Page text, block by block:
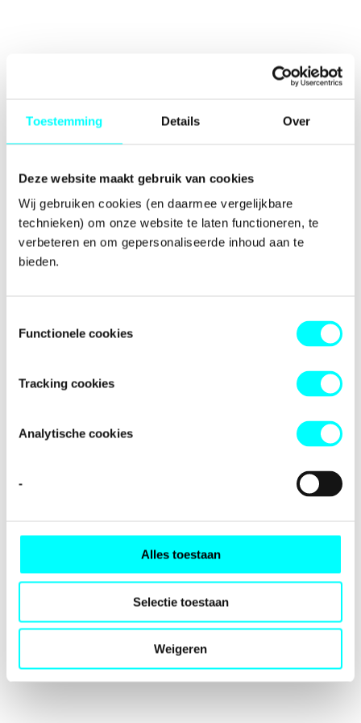
Toestemming Details Over
Deze website maakt gebruik van cookies
Wij gebruiken cookies (en daarmee vergelijkbare
technieken) om onze website te laten functioneren, te
verbeteren en om gepersonaliseerde inhoud aan te
bieden.
Functionele cookies
Tracking cookies
Analytische cookies
-
Alles toestaan
Selectie toestaan
Weigeren
-side exception has occurred while
browser consolefor